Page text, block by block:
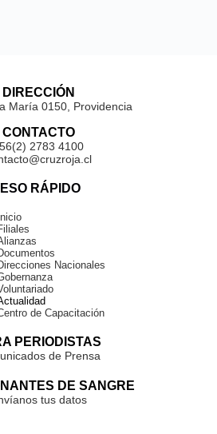
DIRECCIÓN
María 0150, Providencia
CONTACTO
2783 4100
RÁPIDO
Inicio
Nacionales
de Capacitación
PERIODISTAS
de Prensa
DE SANGRE
tus datos